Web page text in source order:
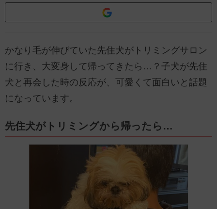
かなり毛が伸びていた先住犬がトリミングサロン
に行き、大変身して帰ってきたら…？子犬が先住
犬と再会した時の反応が、可愛くて面白いと話題
になっています。
先住犬がトリミングから帰ったら…